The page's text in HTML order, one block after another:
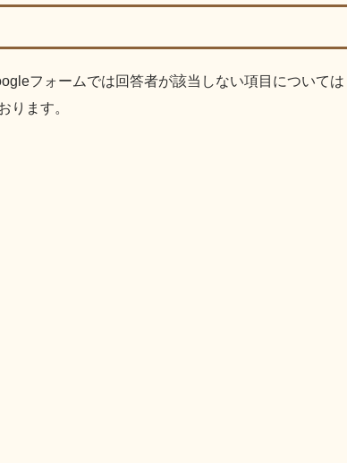
フォームでは回答者が該当しない項目については
ります。